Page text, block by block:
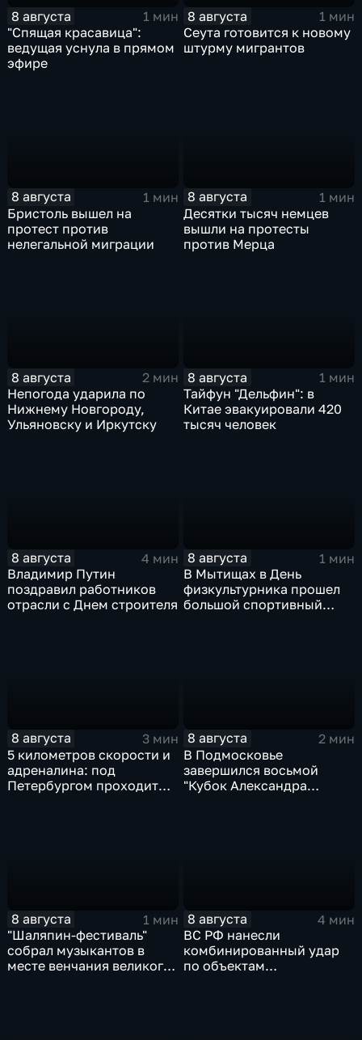
8 августа
1 мин
"Спящая красавица":
ведущая уснула в прямом
эфире
8 августа
1 мин
Сеута готовится к новому
штурму мигрантов
8 августа
1 мин
Бристоль вышел на
протест против
нелегальной миграции
8 августа
1 мин
Десятки тысяч немцев
вышли на протесты
против Мерца
8 августа
2 мин
Непогода ударила по
Нижнему Новгороду,
Ульяновску и Иркутску
8 августа
1 мин
Тайфун "Дельфин": в
Китае эвакуировали 420
тысяч человек
8 августа
4 мин
Владимир Путин
поздравил работников
отрасли с Днем строителя
8 августа
1 мин
В Мытищах в День
физкультурника прошел
большой спортивный
8 августа
3 мин
5 километров скорости и
адреналина: под
Петербургом проходит
8 августа
2 мин
В Подмосковье
завершился восьмой
"Кубок Александра
8 августа
1 мин
"Шаляпин‑фестиваль"
собрал музыкантов в
месте венчания великого
8 августа
4 мин
ВС РФ нанесли
комбинированный удар
по объектам